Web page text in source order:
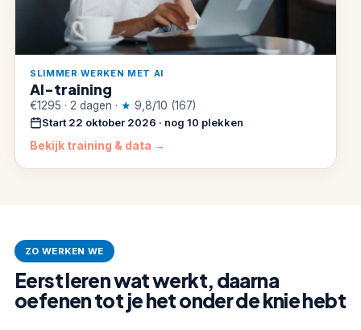
SLIMMER WERKEN MET AI
AI-training
€1295 · 2 dagen · ★ 9,8/10 (167)
Start 22 oktober 2026 · nog 10 plekken
Bekijk training & data →
ZO WERKEN WE
Eerst leren wat werkt, daarna
oefenen tot je het onder de knie hebt